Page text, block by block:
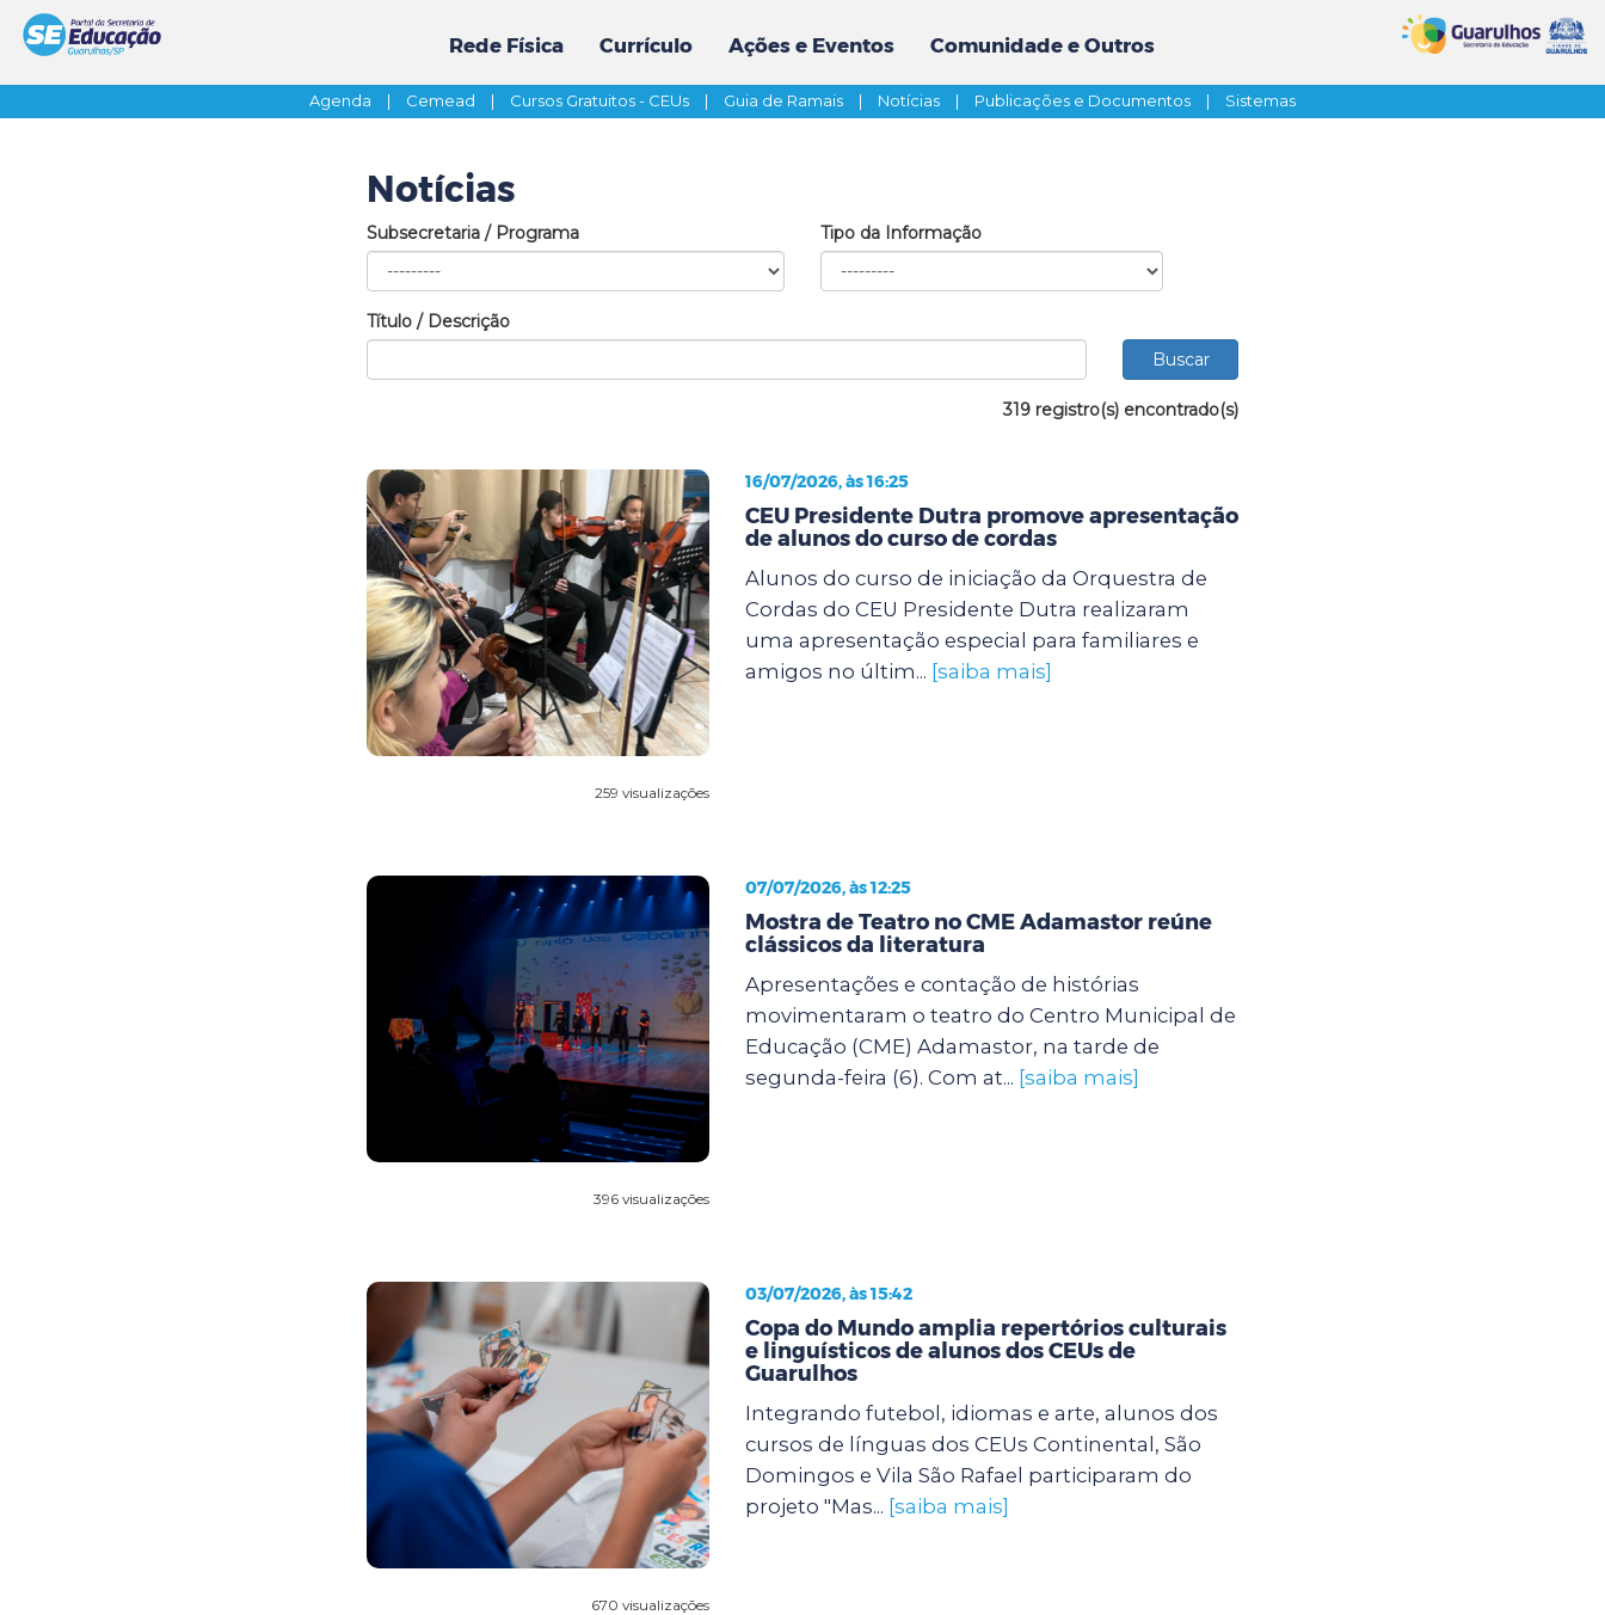
Rede Física Currículo Ações e Eventos Comunidade e Outros
Agenda | Cemead | Cursos Gratuitos - CEUs | Guia de Ramais | Notícias | Publicações e Documentos | Sistemas
Notícias
Subsecretaria / Programa Tipo da Informação
Título / Descrição
319 registro(s) encontrado(s)
259 visualizações
16/07/2026, às 16:25
CEU Presidente Dutra promove apresentação
de alunos do curso de cordas
Alunos do curso de iniciação da Orquestra de
Cordas do CEU Presidente Dutra realizaram
uma apresentação especial para familiares e
amigos no últim... [saiba mais]
396 visualizações
07/07/2026, às 12:25
Mostra de Teatro no CME Adamastor reúne
clássicos da literatura
Apresentações e contação de histórias
movimentaram o teatro do Centro Municipal de
Educação (CME) Adamastor, na tarde de
segunda-feira (6). Com at... [saiba mais]
670 visualizações
03/07/2026, às 15:42
Copa do Mundo amplia repertórios culturais
e linguísticos de alunos dos CEUs de
Guarulhos
Integrando futebol, idiomas e arte, alunos dos
cursos de línguas dos CEUs Continental, São
Domingos e Vila São Rafael participaram do
projeto "Mas... [saiba mais]